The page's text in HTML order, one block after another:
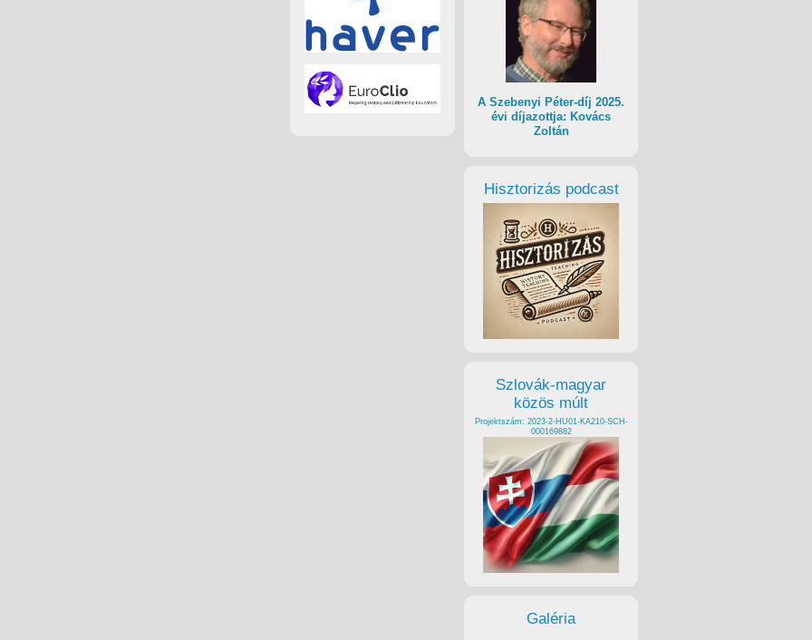
A Szebenyi Péter-díj 2025.
évi díjazottja: Kovács
Zoltán
Hisztorizás podcast
Szlovák-magyar
közös múlt
Projektszám: 2023-2-HU01-KA210-SCH-
000169882
Galéria